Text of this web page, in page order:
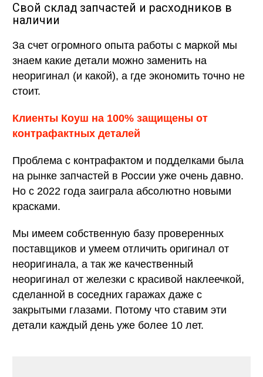
Свой склад запчастей и расходников в
наличии
За счет огромного опыта работы с маркой мы
знаем какие детали можно заменить на
неоригинал (и какой), а где экономить точно не
стоит.
Клиенты Коуш на 100% защищены от
контрафактных деталей
Проблема с контрафактом и подделками была
на рынке запчастей в России уже очень давно.
Но с 2022 года заиграла абсолютно новыми
красками.
Мы имеем собственную базу проверенных
поставщиков и умеем отличить оригинал от
неоригинала, а так же качественный
неоригинал от железки с красивой наклеечкой,
сделанной в соседних гаражах даже с
закрытыми глазами. Потому что ставим эти
детали каждый день уже более 10 лет.